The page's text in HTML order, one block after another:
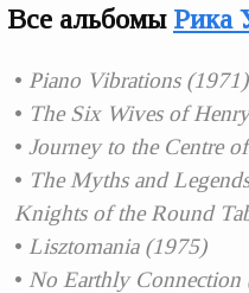
Все альбомы Рика
Piano Vibrations (1971)
The Six Wives of
Journey to the Centre
The Myths and
Knights of the Round
Lisztomania (1975)
No Earthly Connection